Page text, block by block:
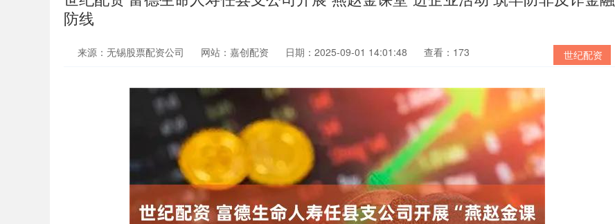
防线
世纪配资
来源：无锡股票配资公司 网站：嘉创配资 日期：2025-09-01 14:01:48 查看：173